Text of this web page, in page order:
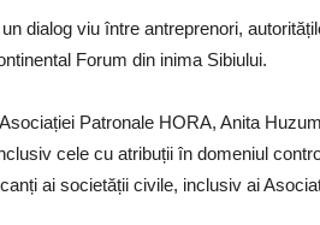
dialog viu între antreprenori,
Forum din inima Sibiului.
Patronale HORA, Anita
cele cu atribuții în domeniul
ai societății civile, inclusiv ai